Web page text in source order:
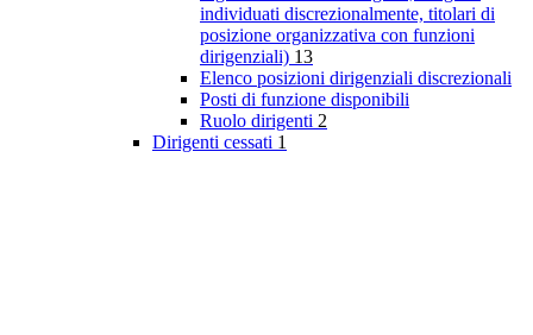
individuati discrezionalmente, titolari di
posizione organizzativa con funzioni
dirigenziali) 13
Elenco posizioni dirigenziali discrezionali
Posti di funzione disponibili
Ruolo dirigenti 2
Dirigenti cessati 1